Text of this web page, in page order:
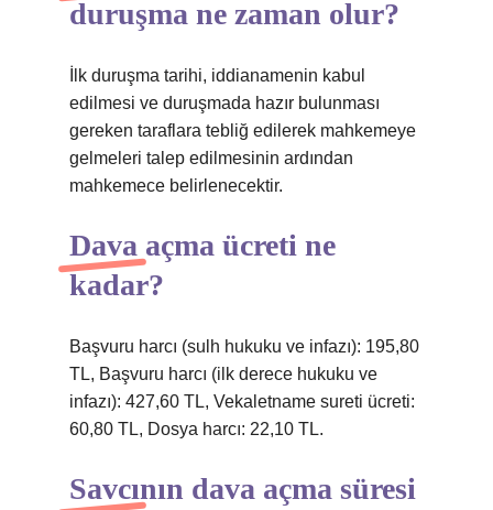
duruşma ne zaman olur?
İlk duruşma tarihi, iddianamenin kabul
edilmesi ve duruşmada hazır bulunması
gereken taraflara tebliğ edilerek mahkemeye
gelmeleri talep edilmesinin ardından
mahkemece belirlenecektir.
Dava açma ücreti ne
kadar?
Başvuru harcı (sulh hukuku ve infazı): 195,80
TL, Başvuru harcı (ilk derece hukuku ve
infazı): 427,60 TL, Vekaletname sureti ücreti:
60,80 TL, Dosya harcı: 22,10 TL.
Savcının dava açma süresi